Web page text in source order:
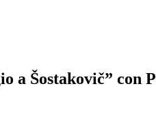
a Šostakovič” con